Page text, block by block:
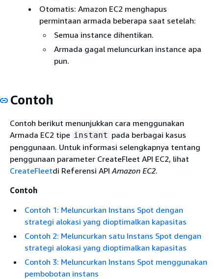
Otomatis: Amazon EC2 menghapus
permintaan armada beberapa saat setelah:
Semua instance dihentikan.
Armada gagal meluncurkan instance apa
pun.
Contoh
Contoh berikut menunjukkan cara menggunakan
Armada EC2 tipe instant pada berbagai kasus
penggunaan. Untuk informasi selengkapnya tentang
penggunaan parameter CreateFleet API EC2, lihat
CreateFleetdi Referensi API Amazon EC2.
Contoh
Contoh 1: Meluncurkan Instans Spot dengan
strategi alokasi yang dioptimalkan kapasitas
Contoh 2: Meluncurkan satu Instans Spot dengan
strategi alokasi yang dioptimalkan kapasitas
Contoh 3: Meluncurkan Instans Spot menggunakan
pembobotan instans